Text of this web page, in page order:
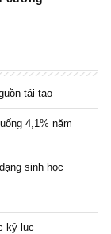
tái tạo
4,1% năm
sinh học
kỷ lục